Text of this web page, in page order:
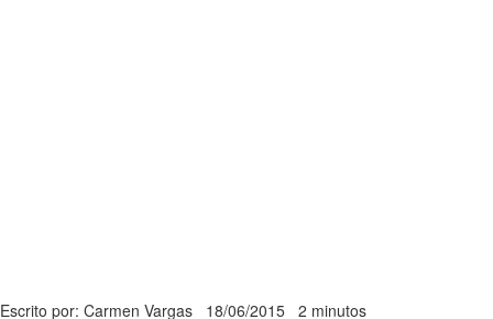
Escrito por: Carmen Vargas 18/06/2015 2 minutos